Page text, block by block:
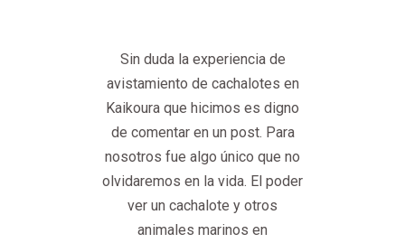
Sin duda la experiencia de
avistamiento de cachalotes en
Kaikoura que hicimos es digno
de comentar en un post. Para
nosotros fue algo único que no
olvidaremos en la vida. El poder
ver un cachalote y otros
animales marinos en